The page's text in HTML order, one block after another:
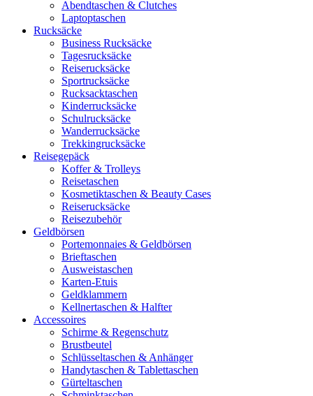
Abendtaschen & Clutches
Laptoptaschen
Rucksäcke
Business Rucksäcke
Tagesrucksäcke
Reiserucksäcke
Sportrucksäcke
Rucksacktaschen
Kinderrucksäcke
Schulrucksäcke
Wanderrucksäcke
Trekkingrucksäcke
Reisegepäck
Koffer & Trolleys
Reisetaschen
Kosmetiktaschen & Beauty Cases
Reiserucksäcke
Reisezubehör
Geldbörsen
Portemonnaies & Geldbörsen
Brieftaschen
Ausweistaschen
Karten-Etuis
Geldklammern
Kellnertaschen & Halfter
Accessoires
Schirme & Regenschutz
Brustbeutel
Schlüsseltaschen & Anhänger
Handytaschen & Tablettaschen
Gürteltaschen